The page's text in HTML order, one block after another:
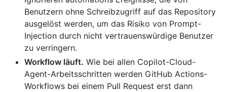
Benutzern ohne Schreibzugriff auf das Repository
ausgelöst werden, um das Risiko von Prompt-
Injection durch nicht vertrauenswürdige Benutzer
zu verringern.
Workflow läuft. Wie bei allen Copilot-Cloud-
Agent-Arbeitsschritten werden GitHub Actions-
Workflows bei einem Pull Request erst dann